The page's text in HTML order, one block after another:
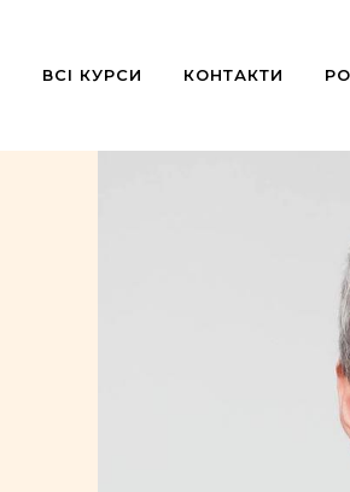
ВСІ КУРСИ КОНТАКТИ